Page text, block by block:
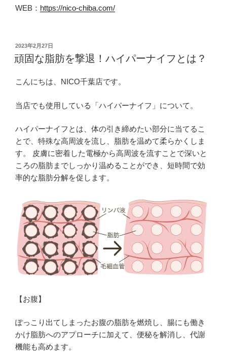
WEB： https://nico-chiba.com/
投
稿
日:
2023年2月27日
頑固な脂肪を撃退！ハイパーナイフとは？
こんにちは、NICO千葉店です。
当店でも使用している「ハイパーナイフ」について。
ハイパーナイフとは、体の引き締めたい部分に当てるこ
とで、特殊な高周波を流し、脂肪を温めて柔らかくしま
す。 皮膚に密着した電極から高周波を流すことで深いと
ころの脂肪までしっかり温めることができ、短時間で効
率的な脂肪分解を促します。
【お腹】
ぽっこり出てしまったお腹の脂肪を燃焼し、腸にも働き
かけ脂肪へのアプローチに加えて、便秘を解消し、代謝
機能も高めます。